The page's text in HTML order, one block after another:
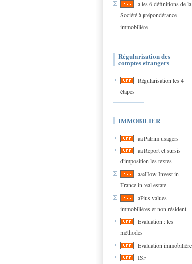
a les 6 définitions de la
Société à prépondérance
immobilière
Régularisation des
comptes etrangers
Régularisation les 4
étapes
IMMOBILIER
aa Patrim usagers
aa Report et sursis
d'imposition les textes
aaaHow Invest in
France in real estate
aPlus values
immobilières et non résident
Evaluation : les
méthodes
Evaluation immobilière
ISF